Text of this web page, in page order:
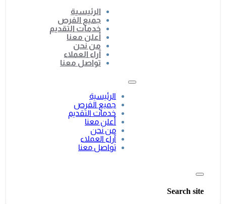
الرئيسية
جميع الفرص
خدمات التقديم
أعلن معنا
من نحن
آراء العملاء
تواصل معنا
الرئيسية
جميع الفرص
خدمات التقديم
أعلن معنا
من نحن
آراء العملاء
تواصل معنا
Search site